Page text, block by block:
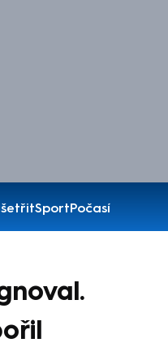
SportPočasí